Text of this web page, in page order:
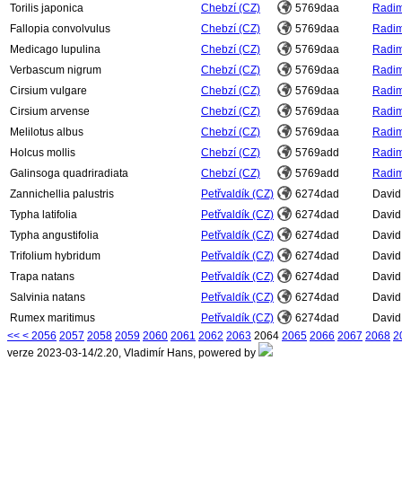
Torilis japonica
Chebzí (CZ) 5769daa
Fallopia convolvulus
Chebzí (CZ) 5769daa
Medicago lupulina
Chebzí (CZ) 5769daa
Verbascum nigrum
Chebzí (CZ) 5769daa
Cirsium vulgare
Chebzí (CZ) 5769daa
Cirsium arvense
Chebzí (CZ) 5769daa
Melilotus albus
Chebzí (CZ) 5769daa
Holcus mollis
Chebzí (CZ) 5769add
Galinsoga quadriradiata
Chebzí (CZ) 5769add
Zannichellia palustris
Petřvaldík (CZ) 6274dad
Typha latifolia
Petřvaldík (CZ) 6274dad
Typha angustifolia
Petřvaldík (CZ) 6274dad
Trifolium hybridum
Petřvaldík (CZ) 6274dad
Trapa natans
Petřvaldík (CZ) 6274dad
Salvinia natans
Petřvaldík (CZ) 6274dad
Rumex maritimus
Petřvaldík (CZ) 6274dad
<< < 2056 2057 2058 2059 2060 2061 2062 2063 2064 2065 2066 2067 2068
verze 2023-03-14/2.20, Vladimír Hans, powered by